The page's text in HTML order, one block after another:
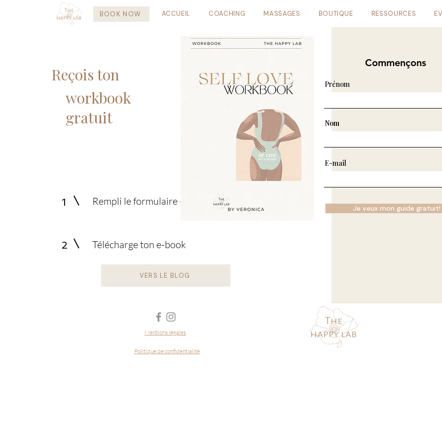
BOOK NOW ACCUEIL COACHING MASSAGES BOUTIQUE RESSOURCES
Reçois ton
workbook
gratuit
1 Rempli le formulaire ------->
2 Télécharge ton e-book
VERS LE BLOG
Commençons
Prénom
Nom
E-mail
Je veux mon guide gratuit!
Mentions légales
Politique de confidentialité